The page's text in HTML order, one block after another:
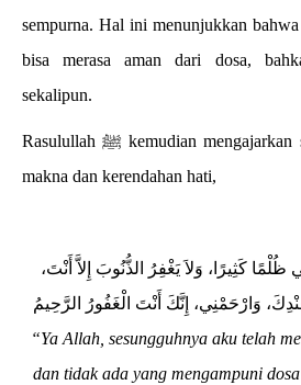
sempurna. Hal ini menunjukkan
bisa merasa aman dari dosa,
sekalipun.
Rasulullah ﷺ kemudian mengajarkan sebuah doa yang penuh
makna dan kerendahan hati,
كَثِيرًا، وَلاَ يَغْفِرُ الذُّنُوبَ إِلاَّ أَنْتَ،
وَارْحَمْنِي، إِنَّكَ أَنْتَ الْغَفُورُ الرَّحِيمُ
“Ya Allah, sesungguhnya aku telah
dan tidak ada yang mengampuni